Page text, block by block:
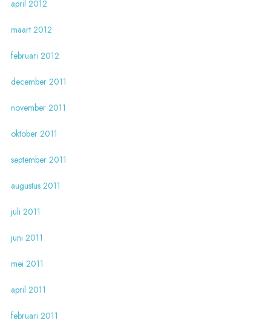
april 2012
maart 2012
februari 2012
december 2011
november 2011
oktober 2011
september 2011
augustus 2011
juli 2011
juni 2011
mei 2011
april 2011
februari 2011